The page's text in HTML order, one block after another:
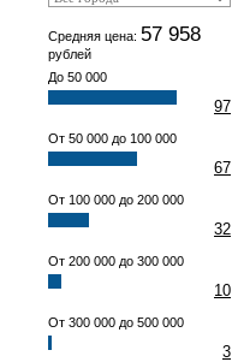
Средняя цена: 57 958
рублей
До 50 000
97
От 50 000 до 100 000
67
От 100 000 до 200 000
32
От 200 000 до 300 000
10
От 300 000 до 500 000
3